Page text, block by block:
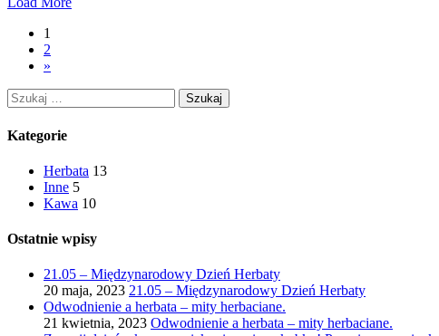
1
2
»
Szukaj:
Kategorie
Herbata 13
Inne 5
Kawa 10
Ostatnie wpisy
21.05 – Międzynarodowy Dzień Herbaty
20 maja, 2023 21.05 – Międzynarodowy Dzień Herbaty
Odwodnienie a herbata – mity herbaciane.
21 kwietnia, 2023 Odwodnienie a herbata – mity herbaciane.